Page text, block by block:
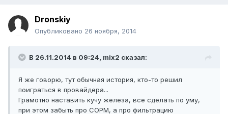
Dronskiy
Опубликовано 26 ноября, 2014
В 26.11.2014 в 09:24, mix2 сказал:
Я же говорю, тут обычная история, кто-то решил
поиграться в провайдера...
Грамотно наставить кучу железа, все сделать по уму,
при этом забыть про СОРМ, а про фильтрацию